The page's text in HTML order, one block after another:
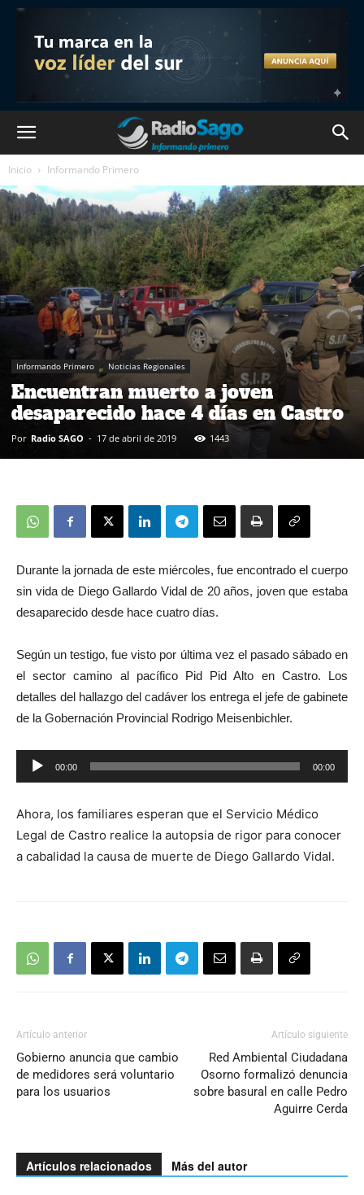
Inicio Informando Primero
Informando Primero Noticias Regionales
Encuentran muerto a joven
desaparecido hace 4 días en Castro
Por Radio SAGO - 17 de abril de 2019 1443
Durante la jornada de este miércoles, fue encontrado el cuerpo
sin vida de Diego Gallardo Vidal de 20 años, joven que estaba
desaparecido desde hace cuatro días.
Según un testigo, fue visto por última vez el pasado sábado en
el sector camino al pacífico Pid Pid Alto en Castro. Los
detalles del hallazgo del cadáver los entrega el jefe de gabinete
de la Gobernación Provincial Rodrigo Meisenbichler.
Reproductor
de
00:00 00:00
Ahora, los familiares esperan que el Servicio Médico
Legal de Castro realice la autopsia de rigor para conocer
a cabalidad la causa de muerte de Diego Gallardo Vidal.
Artículo anterior
Gobierno anuncia que cambio
de medidores será voluntario
para los usuarios
Artículo siguiente
Red Ambiental Ciudadana
Osorno formalizó denuncia
sobre basural en calle Pedro
Aguirre Cerda
Artículos relacionados Más del autor